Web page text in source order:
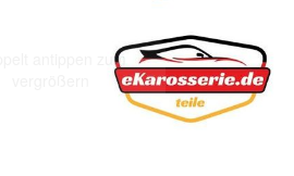
antippen zum